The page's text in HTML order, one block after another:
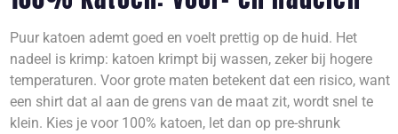
Puur katoen ademt goed en voelt prettig op de huid. Het
nadeel is krimp: katoen krimpt bij wassen, zeker bij hogere
temperaturen. Voor grote maten betekent dat een risico, want
een shirt dat al aan de grens van de maat zit, wordt snel te
klein. Kies je voor 100% katoen, let dan op pre-shrunk